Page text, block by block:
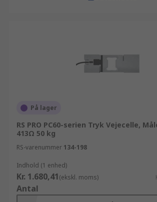
På lager
RS PRO PC60-serien Tryk Vejecelle,
413Ω 50 kg
RS-varenummer 134-198
Indhold (1 enhed)
Kr. 1.680,41(ekskl. moms)
Antal